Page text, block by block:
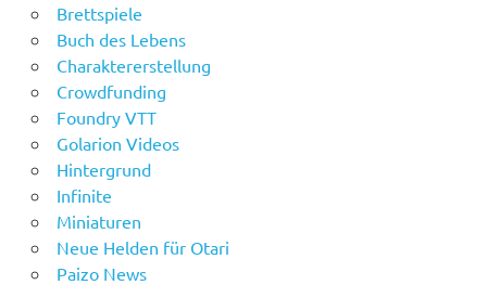
Brettspiele
Buch des Lebens
Charaktererstellung
Crowdfunding
Foundry VTT
Golarion Videos
Hintergrund
Infinite
Miniaturen
Neue Helden für Otari
Paizo News